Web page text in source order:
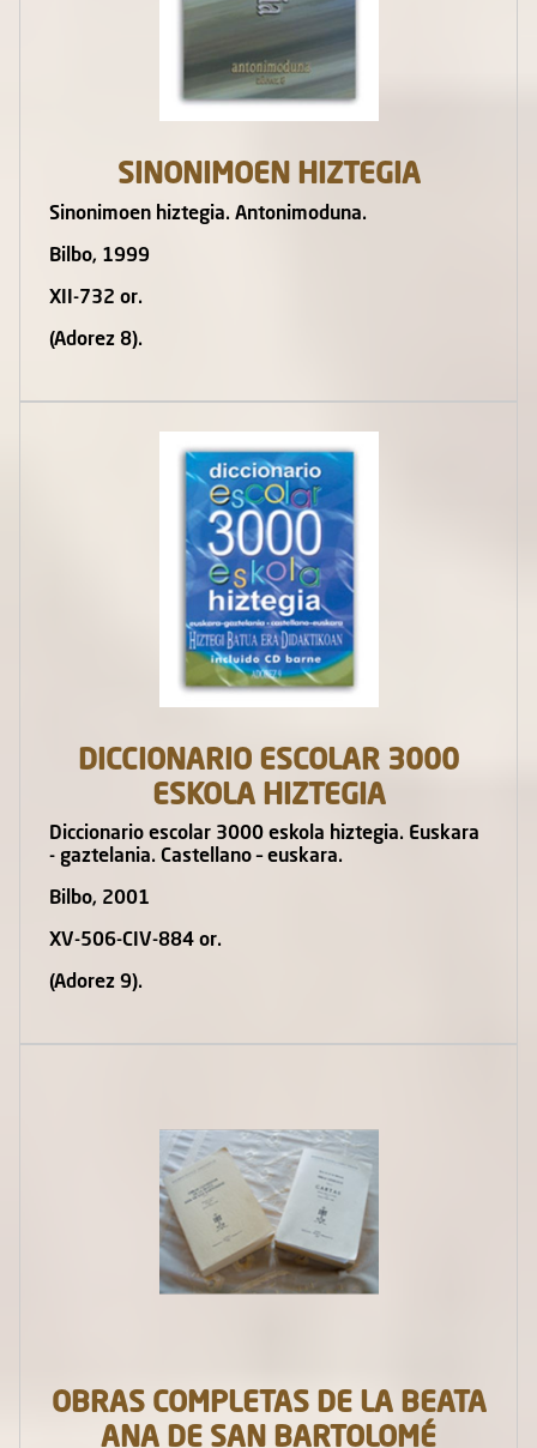
SINONIMOEN HIZTEGIA
Sinonimoen hiztegia. Antonimoduna.
Bilbo, 1999
XII-732 or.
(Adorez 8).
DICCIONARIO ESCOLAR 3000
ESKOLA HIZTEGIA
Diccionario escolar 3000 eskola hiztegia. Euskara
- gaztelania. Castellano – euskara.
Bilbo, 2001
XV-506-CIV-884 or.
(Adorez 9).
OBRAS COMPLETAS DE LA BEATA
ANA DE SAN BARTOLOMÉ